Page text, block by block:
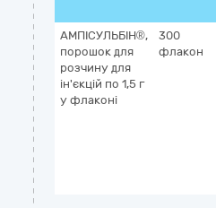
АМПІСУЛЬБІН®,
порошок для
розчину для
ін'єкцій по 1,5 г
у флаконі
300
флакон